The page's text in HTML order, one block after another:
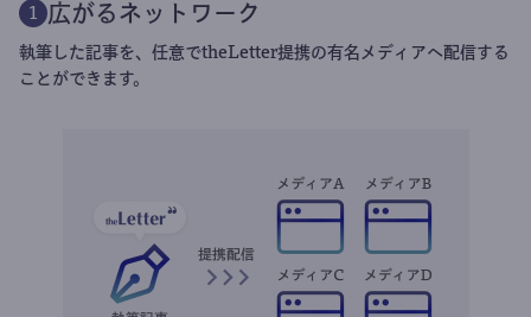
1 広がるネットワーク
執筆した記事を、任意でtheLetter提携の有名メディアへ配信する
ことができます。